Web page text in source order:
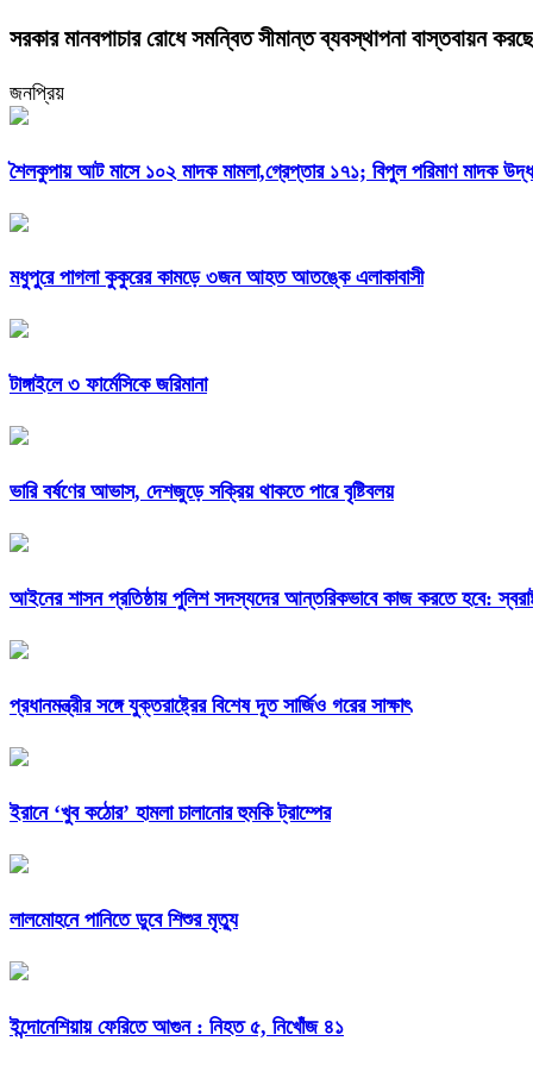
সরকার মানবপাচার রোধে সমন্বিত সীমান্ত ব্যবস্থাপনা বাস্তবায়ন করছে
জনপ্রিয়
শৈলকুপায় আট মাসে ১০২ মাদক মামলা,গ্রেপ্তার ১৭১; বিপুল পরিমাণ মাদক
মধুপুরে পাগলা কুকুরের কামড়ে ৩জন আহত আতঙ্কে এলাকাবাসী
টাঙ্গাইলে ৩ ফার্মেসিকে জরিমানা
ভারি বর্ষণের আভাস, দেশজুড়ে সক্রিয় থাকতে পারে বৃষ্টিবলয়
আইনের শাসন প্রতিষ্ঠায় পুলিশ সদস্যদের আন্তরিকভাবে কাজ করতে হবে:
প্রধানমন্ত্রীর সঙ্গে যুক্তরাষ্ট্রের বিশেষ দূত সার্জিও গরের সাক্ষাৎ
ইরানে ‘খুব কঠোর’ হামলা চালানোর হুমকি ট্রাম্পের
লালমোহনে পানিতে ডুবে শিশুর মৃত্যু
ইন্দোনেশিয়ায় ফেরিতে আগুন : নিহত ৫, নিখোঁজ ৪১